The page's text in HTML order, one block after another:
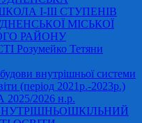
І-ІІІ СТУПЕНІВ
МІСЬКОЇ
РАЙОНУ
Розумейко Тетяни
внутрішньої системи
(період 2021р.-2023р.)
2026 н.р.